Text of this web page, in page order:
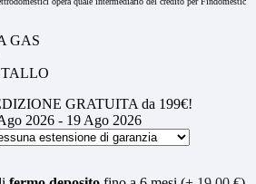
GAS
GRATUITA da 199€!
2026 - 19 Ago 2026